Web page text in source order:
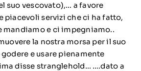
suo vescovato),… a favore
piacevoli servizi che ci ha fatto,
mandiamo e ci impegniamo..
la nostra morsa per il suo
e usare pienamente
disse stranglehold… ….dato a